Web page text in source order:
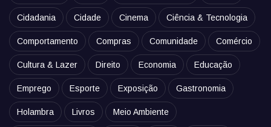
Cidadania Cidade Cinema Ciência & Tecnologia
Comportamento Compras Comunidade Comércio
Cultura & Lazer Direito Economia Educação
Emprego Esporte Exposição Gastronomia
Holambra Livros Meio Ambiente